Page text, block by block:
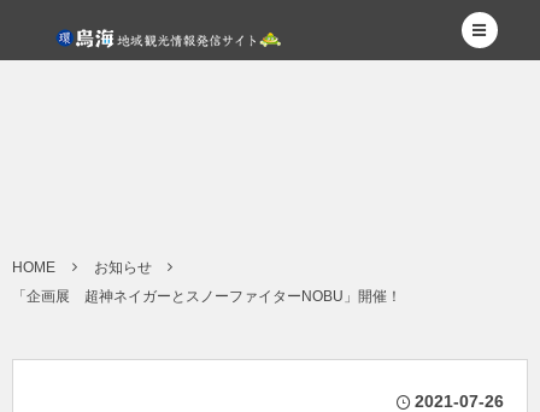
HOME
お知らせ
「企画展 超神ネイガーとスノーファイターNOBU」開催！
2021-07-26